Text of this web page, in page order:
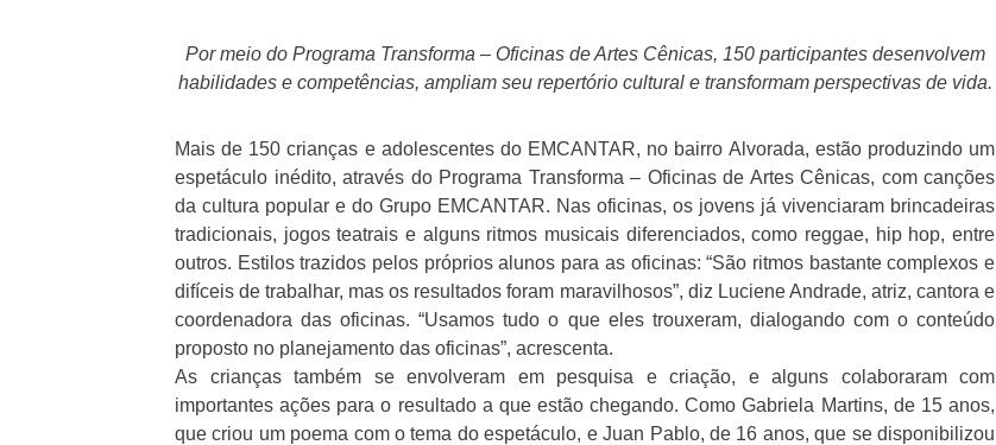
Por meio do Programa Transforma – Oficinas de Artes Cênicas, 150 participantes desenvolvem
habilidades e competências, ampliam seu repertório cultural e transformam perspectivas de vida.
Mais de 150 crianças e adolescentes do EMCANTAR, no bairro Alvorada, estão produzindo um
espetáculo inédito, através do Programa Transforma – Oficinas de Artes Cênicas, com canções
da cultura popular e do Grupo EMCANTAR. Nas oficinas, os jovens já vivenciaram brincadeiras
tradicionais, jogos teatrais e alguns ritmos musicais diferenciados, como reggae, hip hop, entre
outros. Estilos trazidos pelos próprios alunos para as oficinas: “São ritmos bastante complexos e
difíceis de trabalhar, mas os resultados foram maravilhosos”, diz Luciene Andrade, atriz, cantora e
coordenadora das oficinas. “Usamos tudo o que eles trouxeram, dialogando com o conteúdo
proposto no planejamento das oficinas”, acrescenta.
As crianças também se envolveram em pesquisa e criação, e alguns colaboraram com
importantes ações para o resultado a que estão chegando. Como Gabriela Martins, de 15 anos,
que criou um poema com o tema do espetáculo, e Juan Pablo, de 16 anos, que se disponibilizou